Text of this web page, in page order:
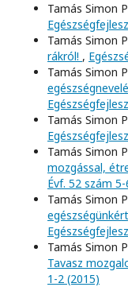
Tamás Simon
Tamás Simon
rákról! ,
Tamás Simon
Tamás Simon
Tamás Simon
mozgással,
Évf. 52 szám
Tamás Simon
Tamás Simon
Tavasz
1-2 (2015)